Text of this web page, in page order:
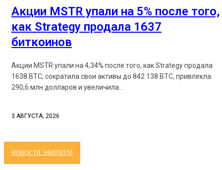
Акции MSTR упали на 5% после того,
как Strategy продала 1637
биткоинов
Акции MSTR упали на 4,34% после того, как Strategy продала
1638 BTC, сократила свои активы до 842 138 BTC, привлекла
290,6 млн долларов и увеличила...
3 АВГУСТА, 2026
НОВОСТИ ЭФИРИУМ